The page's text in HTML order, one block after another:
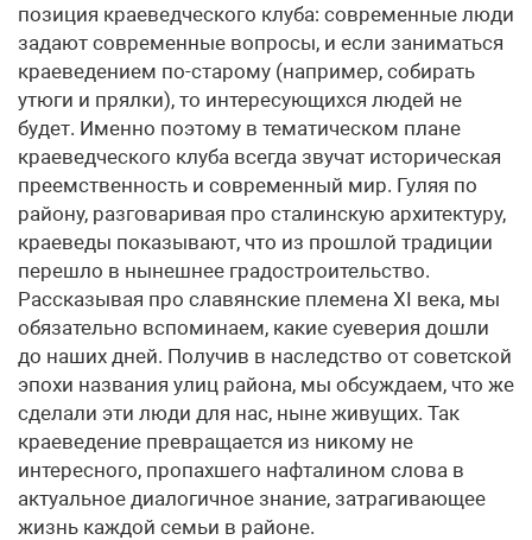
позиция краеведческого клуба: современные люди
задают современные вопросы, и если заниматься
краеведением по-старому (например, собирать
утюги и прялки), то интересующихся людей не
будет. Именно поэтому в тематическом плане
краеведческого клуба всегда звучат историческая
преемственность и современный мир. Гуляя по
району, разговаривая про сталинскую архитектуру,
краеведы показывают, что из прошлой традиции
перешло в нынешнее градостроительство.
Рассказывая про славянские племена XI века, мы
обязательно вспоминаем, какие суеверия дошли
до наших дней. Получив в наследство от советской
эпохи названия улиц района, мы обсуждаем, что же
сделали эти люди для нас, ныне живущих. Так
краеведение превращается из никому не
интересного, пропахшего нафталином слова в
актуальное диалогичное знание, затрагивающее
жизнь каждой семьи в районе.